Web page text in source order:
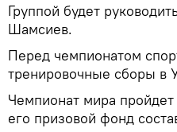
Группой будет
Шамсиев.
Перед чемпионатом
тренировочные сборы в
Чемпионат мира пройдет
его призовой фонд